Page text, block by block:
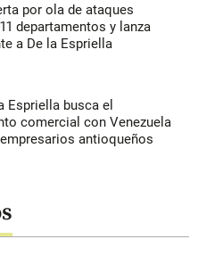
por ola de ataques
departamentos y lanza
a De la Espriella
Espriella busca el
comercial con Venezuela
antioqueños